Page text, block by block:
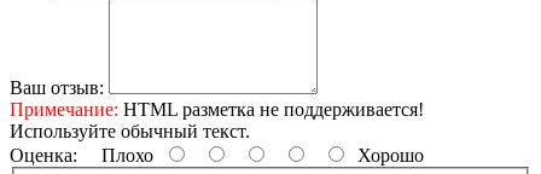
Ваш отзыв:
Примечание: HTML разметка не поддерживается!
Используйте обычный текст.
Оценка: Плохо
Хорошо